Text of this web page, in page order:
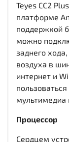
Teyes CC2
платформе
поддержкой
можно
заднего
воздуха в
интернет и
Процессор
Сердцем